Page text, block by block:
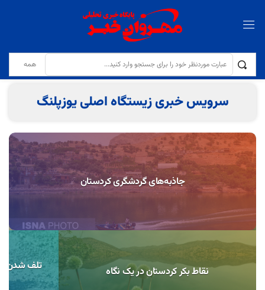
تولایی: کیفیت نان و مقابله با کم‌فروشی در نانوایی‌ها با جدیت دنبال می‌شود
سرویس خبری زیستگاه اصلی یوزپلنگ
جاذبه‌های گردشگری کردستان
نقاط بکر کردستان در یک نگاه تلف شدن